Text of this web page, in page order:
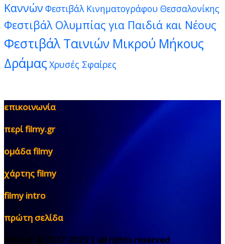
Καννών Φεστιβάλ Κινηματογράφου Θεσσαλονίκης
Φεστιβάλ Ολυμπίας για Παιδιά και Νέους
Φεστιβάλ Ταινιών Μικρού Μήκους
Δράμας Χρυσές Σφαίρες
επικοινωνία
περί filmy.gr
ομάδα filmy
χάρτης filmy
filmy intro
πρώτη σελίδα
filmy.gr © 2017-2025 | all rights reserved